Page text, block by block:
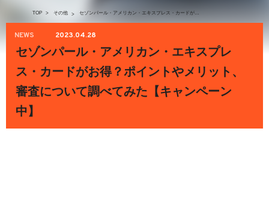
TOP > その他 > セゾンパール・アメリカン・エキスプレス・カードがお得？ポイントやメリット、審査について調べてみた【キャンペーン中】
NEWS 2023.04.28
セゾンパール・アメリカン・エキスプレ
ス・カードがお得？ポイントやメリット、
審査について調べてみた【キャンペーン
中】